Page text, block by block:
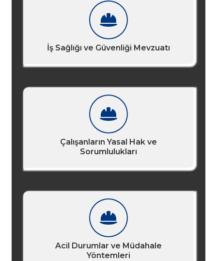
İş Sağlığı ve Güvenliği Mevzuatı
Çalışanların Yasal Hak ve
Sorumlulukları
Acil Durumlar ve Müdahale
Yöntemleri